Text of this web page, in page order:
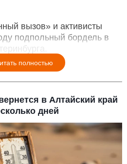
вызов» и активисты
подпольный бордель в
полностью
в Алтайский край
дней